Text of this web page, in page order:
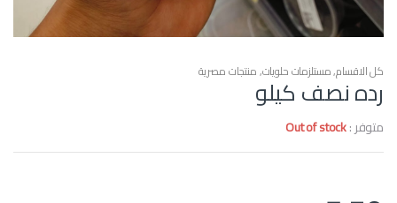
كل الاقسام,مستلزمات حلويات,منتجات مصرية
رده نصف كيلو
متوفر :Out of stock